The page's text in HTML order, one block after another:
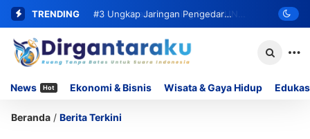
TRENDING #2 Grand Opening FUN RUN
MOMOYO PADANG LUA Siap Digelar,
#3 Ungkap Jaringan Pengedar
Narkoba, Satresnarkoba Polresta
News Hot Ekonomi & Bisnis Wisata & Gaya Hidup
Beranda / Berita Terkini